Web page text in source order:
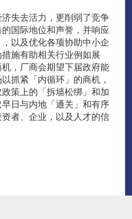
失去活力，更削弱了竞争
国际地位和声誉，并响应
以及优化各项协助中小企
施有助相关行业例如展
，厂商会期望下届政府能
抓紧「内循环」的商机，
策上的「拆墙松绑」和加
日与内地「通关」和有序
者、企业，以及人才的信